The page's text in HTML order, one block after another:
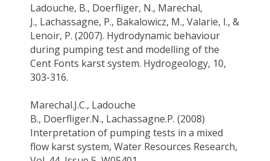
Ladouche, B., Doerfliger, N., Marechal,
J., Lachassagne, P., Bakalowicz, M., Valarie, I., &
Lenoir, P. (2007). Hydrodynamic behaviour
during pumping test and modelling of the
Cent Fonts karst system. Hydrogeology, 10,
303-316.
Marechal.J.C., Ladouche
B., Doerfliger.N., Lachassagne.P. (2008)
Interpretation of pumping tests in a mixed
flow karst system, Water Resources Research,